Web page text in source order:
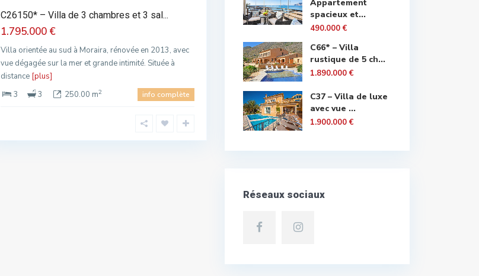
C26150* – Villa de 3 chambres et 3 sal...
1.795.000 €
Villa orientée au sud à Moraira, rénovée en 2013, avec
vue dégagée sur la mer et grande intimité. Située à
distance [plus]
3
3 250.00 m2 info complète
Appartement
spacieux et...
490.000 €
C66* – Villa
rustique de 5 ch...
1.890.000 €
C37 – Villa de luxe
avec vue ...
1.900.000 €
Réseaux sociaux